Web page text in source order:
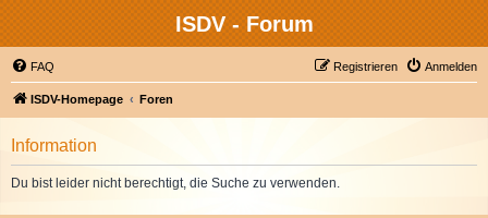
ISDV - Forum
FAQ Anmelden
Registrieren
ISDV-Homepage Foren
Information
Du bist leider nicht berechtigt, die Suche zu verwenden.